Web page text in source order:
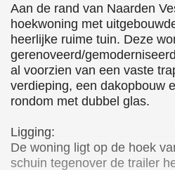
Aan de rand van Naarden
hoekwoning met
heerlijke ruime tuin. Deze
gerenoveerd/
al voorzien van een vaste
verdieping, een dakopbouw
rondom met dubbel glas.
Ligging:
De woning ligt op de hoek
schuin tegenover de trailer